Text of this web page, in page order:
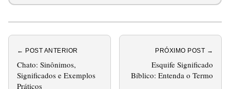
← POST ANTERIOR
Chato: Sinônimos,
Significados e Exemplos
Práticos
PRÓXIMO POST →
Esquife Significado
Bíblico: Entenda o Termo